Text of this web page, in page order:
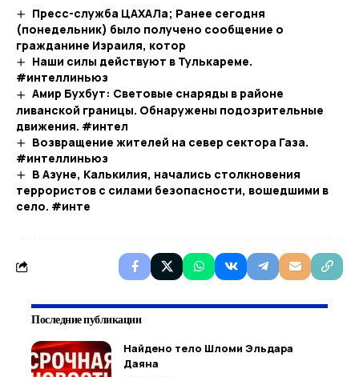
Пресс-служба ЦАХАЛа; Ранее сегодня
(понедельник) было получено сообщение о
гражданине Израиля, котор
Наши силы действуют в Тулькареме.
#интеллиньюз
Амир Бухбут: Световые снаряды в районе
ливанской границы. Обнаружены подозрительные
движения. #интел
Возвращение жителей на север сектора Газа.
#интеллиньюз
В Азуне, Калькилия, начались столкновения
террористов с силами безопасности, вошедшими в
село. #инте
Последние публикации
Найдено тело Шломи Эльдара
Даяна